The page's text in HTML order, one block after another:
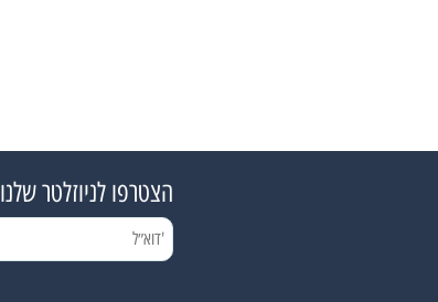
הצטרפו לניוזלטר שלנו